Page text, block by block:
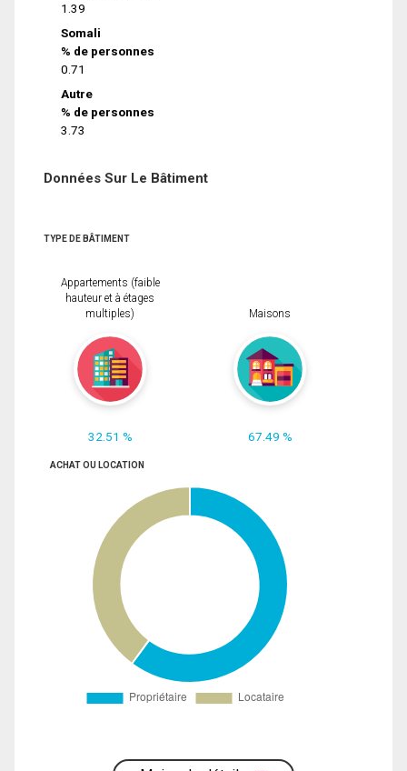
1.39
Somali
% de personnes
0.71
Autre
% de personnes
3.73
Données Sur Le Bâtiment
TYPE DE BÂTIMENT
Appartements (faible
hauteur et à étages
multiples)
32.51 %
Maisons
67.49 %
ACHAT OU LOCATION